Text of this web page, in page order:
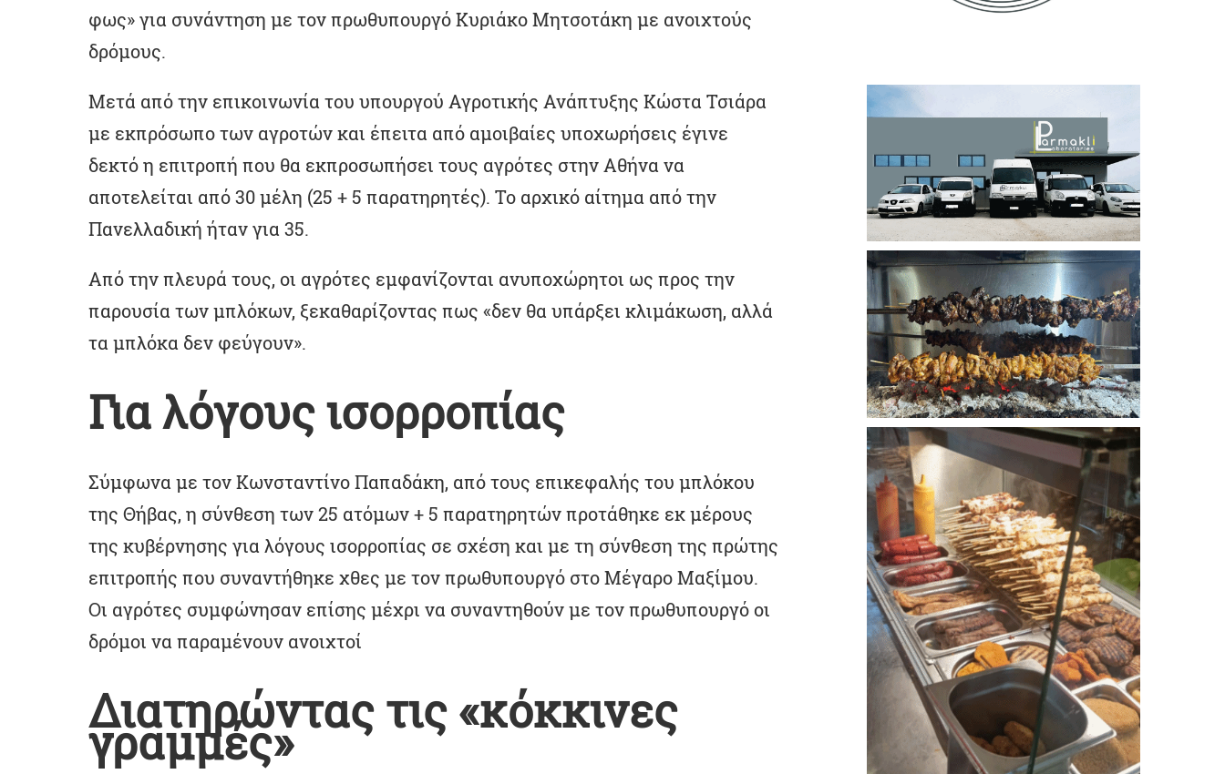
φως» για συνάντηση με τον πρωθυπουργό Κυριάκο Μητσοτάκη με ανοιχτούς
δρόμους.
Μετά από την επικοινωνία του υπουργού Αγροτικής Ανάπτυξης Κώστα Τσιάρα
με εκπρόσωπο των αγροτών και έπειτα από αμοιβαίες υποχωρήσεις έγινε
δεκτό η επιτροπή που θα εκπροσωπήσει τους αγρότες στην Αθήνα να
αποτελείται από 30 μέλη (25 + 5 παρατηρητές). Το αρχικό αίτημα από την
Πανελλαδική ήταν για 35.
Από την πλευρά τους, οι αγρότες εμφανίζονται ανυποχώρητοι ως προς την
παρουσία των μπλόκων, ξεκαθαρίζοντας πως «δεν θα υπάρξει κλιμάκωση, αλλά
τα μπλόκα δεν φεύγουν».
Για λόγους ισορροπίας
Σύμφωνα με τον Κωνσταντίνο Παπαδάκη, από τους επικεφαλής του μπλόκου
της Θήβας, η σύνθεση των 25 ατόμων + 5 παρατηρητών προτάθηκε εκ μέρους
της κυβέρνησης για λόγους ισορροπίας σε σχέση και με τη σύνθεση της πρώτης
επιτροπής που συναντήθηκε χθες με τον πρωθυπουργό στο Μέγαρο Μαξίμου.
Οι αγρότες συμφώνησαν επίσης μέχρι να συναντηθούν με τον πρωθυπουργό οι
δρόμοι να παραμένουν ανοιχτοί
Διατηρώντας τις «κόκκινες
γραμμές»